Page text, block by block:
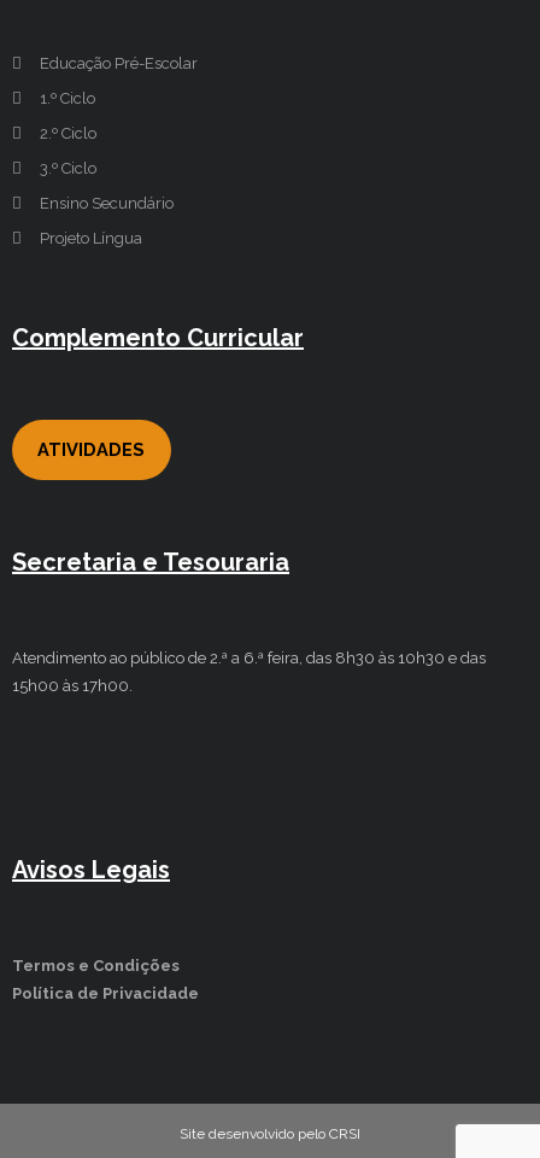
Educação Pré-Escolar
1.º Ciclo
2.º Ciclo
3.º Ciclo
Ensino Secundário
Projeto Língua
Complemento Curricular
ATIVIDADES
Secretaria e Tesouraria
Atendimento ao público de 2.ª a 6.ª feira, das 8h30 às 10h30 e das
15h00 às 17h00.
Avisos Legais
Termos e Condições
Política de Privacidade
Site desenvolvido pelo CRSI